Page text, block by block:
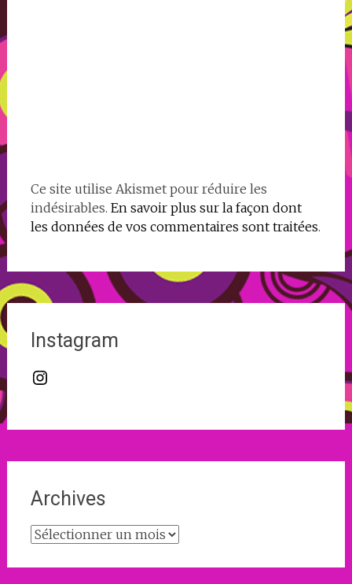
Ce site utilise Akismet pour réduire les
indésirables. En savoir plus sur la façon dont
les données de vos commentaires sont traitées.
Instagram
Instagram
Archives
Archives